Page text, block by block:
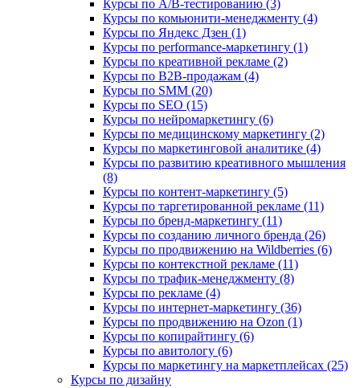
Курсы по A/B-тестированию (3)
Курсы по комьюнити-менеджменту (4)
Курсы по Яндекс Дзен (1)
Курсы по performance-маркетингу (1)
Курсы по креативной рекламе (2)
Курсы по B2B-продажам (4)
Курсы по SMM (20)
Курсы по SEO (15)
Курсы по нейромаркетингу (6)
Курсы по медицинскому маркетингу (2)
Курсы по маркетинговой аналитике (4)
Курсы по развитию креативного мышления
(8)
Курсы по контент-маркетингу (5)
Курсы по таргетированной рекламе (11)
Курсы по бренд-маркетингу (11)
Курсы по созданию личного бренда (26)
Курсы по продвижению на Wildberries (6)
Курсы по контекстной рекламе (11)
Курсы по трафик-менеджменту (8)
Курсы по рекламе (4)
Курсы по интернет-маркетингу (36)
Курсы по продвижению на Ozon (1)
Курсы по копирайтингу (6)
Курсы по авитологу (6)
Курсы по маркетингу на маркетплейсах (25)
Курсы по дизайну